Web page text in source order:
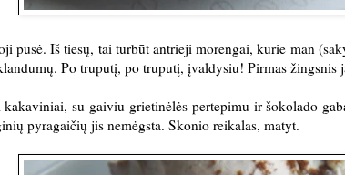
pusė. Iš tiesų, tai turbūt antrieji morengai, kurie man
Po truputį, po truputį, įvaldysiu! Pirmas žingsnis
su gaiviu grietinėlės pertepimu ir šokolado
pyragaičių jis nemėgsta. Skonio reikalas, matyt.